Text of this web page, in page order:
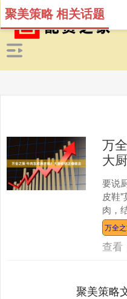
聚美策略 相关话题
万
大
要说
皮鞋
肉，
天我
公开
万全
查看
聚美策略